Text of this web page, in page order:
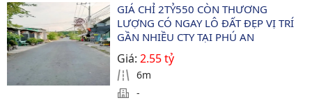
GIÁ CHỈ 2TỶ550 CÒN THƯƠNG
LƯỢNG CÓ NGAY LÔ ĐẤT ĐẸP VỊ TRÍ
GẦN NHIỀU CTY TẠI PHÚ AN
Giá:2.55 tỷ
6m
-